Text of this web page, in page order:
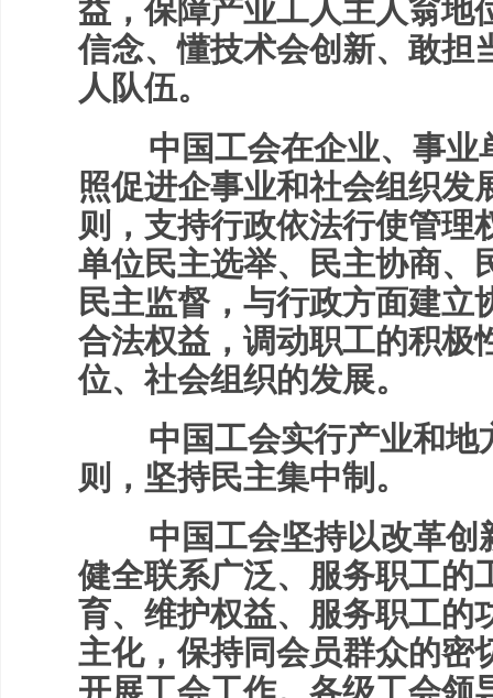
益，保障产业工人主人翁地
信念、懂技术会创新、敢担
人队伍。
中国工会在企业、事业
照促进企事业和社会组织发
则，支持行政依法行使管理
单位民主选举、民主协商、
民主监督，与行政方面建立
合法权益，调动职工的积极
位、社会组织的发展。
中国工会实行产业和地
则，坚持民主集中制。
中国工会坚持以改革创
健全联系广泛、服务职工的
育、维护权益、服务职工的
主化，保持同会员群众的密